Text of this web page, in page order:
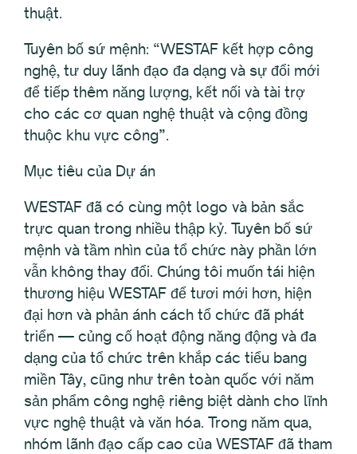
thuật.
Tuyên bố sứ mệnh: “WESTAF kết hợp công
nghệ, tư duy lãnh đạo đa dạng và sự đổi mới
để tiếp thêm năng lượng, kết nối và tài trợ
cho các cơ quan nghệ thuật và cộng đồng
thuộc khu vực công”.
Mục tiêu của Dự án
WESTAF đã có cùng một logo và bản sắc
trực quan trong nhiều thập kỷ. Tuyên bố sứ
mệnh và tầm nhìn của tổ chức này phần lớn
vẫn không thay đổi. Chúng tôi muốn tái hiện
thương hiệu WESTAF để tươi mới hơn, hiện
đại hơn và phản ánh cách tổ chức đã phát
triển — củng cố hoạt động năng động và đa
dạng của tổ chức trên khắp các tiểu bang
miền Tây, cũng như trên toàn quốc với năm
sản phẩm công nghệ riêng biệt dành cho lĩnh
vực nghệ thuật và văn hóa. Trong năm qua,
nhóm lãnh đạo cấp cao của WESTAF đã tham